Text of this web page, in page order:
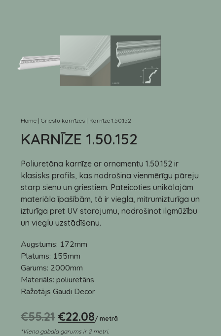
Home | Griestu karnīzes | Karnīze 1.50.152
KARNĪZE 1.50.152
Poliuretāna karnīze ar ornamentu 1.50.152 ir
klasisks profils, kas nodrošina vienmērīgu pāreju
starp sienu un griestiem. Pateicoties unikālajām
materiāla īpašībām, tā ir viegla, mitrumizturīga un
izturīga pret UV starojumu, nodrošinot ilgmūžību
un vieglu uzstādīšanu.
Augstums: 172mm
Platums: 155mm
Garums: 2000mm
Materiāls: poliuretāns
Ražotājs Gaudi Decor
€55.21 €22.08/ metrā
*Viena gabala garums ir 2 metri.